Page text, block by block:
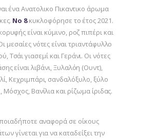
ένα Ανατολικο Πικαντικο άρωμα
Νο 8κυκλοφόρησε το έτος 2021.
είναι κύμινο, ροζ πιπέρι και
μεσαίες νότες είναι τριαντάφυλλο
Τσάι γιασεμί και Γεράνι. Oι νότες
είναι λιβάνι, Ξυλαλόη (Ουντ),
Κεχριμπάρι, σανδαλόξυλο, ξύλο
Μόσχος, Βανίλια και ρίζωμα ίριδας.
αναφορά σε οίκους
γίνεται για να καταδείξει την